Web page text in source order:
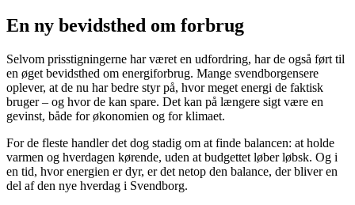
En ny bevidsthed om forbrug
Selvom prisstigningerne har været en udfordring, har de også ført til
en øget bevidsthed om energiforbrug. Mange svendborgensere
oplever, at de nu har bedre styr på, hvor meget energi de faktisk
bruger – og hvor de kan spare. Det kan på længere sigt være en
gevinst, både for økonomien og for klimaet.
For de fleste handler det dog stadig om at finde balancen: at holde
varmen og hverdagen kørende, uden at budgettet løber løbsk. Og i
en tid, hvor energien er dyr, er det netop den balance, der bliver en
del af den nye hverdag i Svendborg.